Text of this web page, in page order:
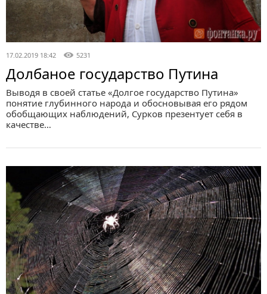
17.02.2019 18:42 5231
Долбаное государство Путина
Выводя в своей статье «Долгое государство Путина»
понятие глубинного народа и обосновывая его рядом
обобщающих наблюдений, Сурков презентует себя в
качестве…